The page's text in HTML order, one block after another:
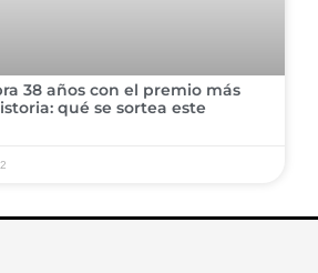
38 años con el premio más
qué se sortea este